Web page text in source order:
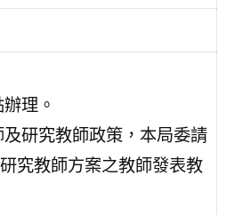
理。
研究教師政策，本局委請
究教師方案之教師發表教